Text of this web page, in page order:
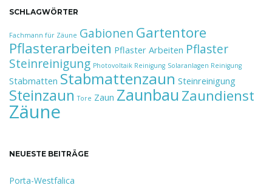
SCHLAGWÖRTER
Fachmann für Zäune Gabionen Gartentore
Pflasterarbeiten Pflaster Arbeiten Pflaster
Steinreinigung Photovoltaik Reinigung Solaranlagen Reinigung
Stabmatten Stabmattenzaun Steinreinigung
Steinzaun Tore Zaun ZaunbauZaundienst
Zäune
NEUESTE BEITRÄGE
Porta-Westfalica